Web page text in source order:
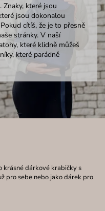
které jsou
jsou dokonalou
cítíš, že je to přesně
stránky. V naší
které klidně můžeš
které parádně
krásné dárkové krabičky s
pro sebe nebo jako dárek pro